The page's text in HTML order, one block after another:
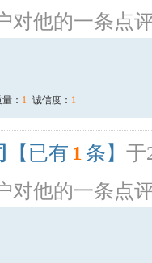
对他的一条点
： 1 诚信度： 1
【已有 1 条】 于
对他的一条点